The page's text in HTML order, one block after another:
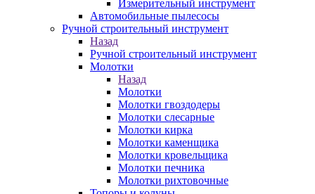
Измерительный инструмент
Автомобильные пылесосы
Ручной строительный инструмент
Назад
Ручной строительный инструмент
Молотки
Назад
Молотки
Молотки гвоздодеры
Молотки слесарные
Молотки кирка
Молотки каменщика
Молотки кровельщика
Молотки печника
Молотки рихтовочные